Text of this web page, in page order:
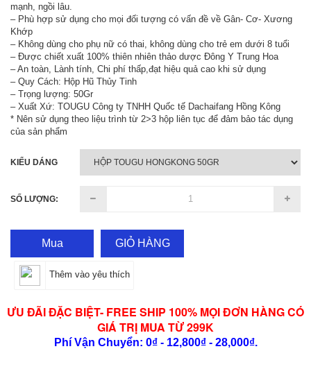
mạnh, ngồi lâu.
– Phù hợp sử dụng cho mọi đối tượng có vấn đề về Gân- Cơ- Xương
Khớp
– Không dùng cho phụ nữ có thai, không dùng cho trẻ em dưới 8 tuổi
– Được chiết xuất 100% thiên nhiên thảo dược Đông Y Trung Hoa
– An toàn, Lành tính, Chi phí thấp,đạt hiệu quả cao khi sử dụng
– Quy Cách: Hộp Hũ Thủy Tinh
– Trọng lượng: 50Gr
– Xuất Xứ: TOUGU Công ty TNHH Quốc tế Dachaifang Hồng Kông
* Nên sử dụng theo liệu trình từ 2>3 hộp liên tục để đảm bảo tác dụng
của sản phẩm
KIỂU DÁNG
SỐ LƯỢNG:
Mua GIỎ HÀNG
Thêm vào yêu thích
ƯU ĐÃI ĐẶC BIỆT- FREE SHIP 100% MỌI ĐƠN HÀNG CÓ
GIÁ TRỊ MUA TỪ 299K
Phí Vận Chuyển: 0₫ - 12,800₫ - 28,000₫.